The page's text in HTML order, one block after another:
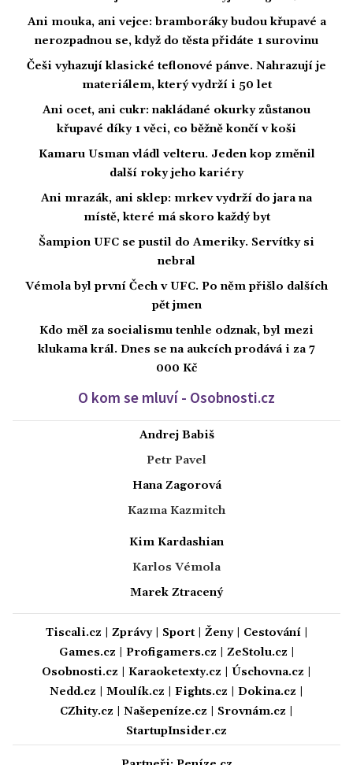
Ani mouka, ani vejce: bramboráky budou křupavé a
nerozpadnou se, když do těsta přidáte 1 surovinu
Češi vyhazují klasické teflonové pánve. Nahrazují je
materiálem, který vydrží i 50 let
Ani ocet, ani cukr: nakládané okurky zůstanou
křupavé díky 1 věci, co běžně končí v koši
Kamaru Usman vládl velteru. Jeden kop změnil
další roky jeho kariéry
Ani mrazák, ani sklep: mrkev vydrží do jara na
místě, které má skoro každý byt
Šampion UFC se pustil do Ameriky. Servítky si
nebral
Vémola byl první Čech v UFC. Po něm přišlo dalších
pět jmen
Kdo měl za socialismu tenhle odznak, byl mezi
klukama král. Dnes se na aukcích prodává i za 7
000 Kč
O kom se mluví - Osobnosti.cz
Andrej Babiš
Petr Pavel
Hana Zagorová
Kazma Kazmitch
Kim Kardashian
Karlos Vémola
Marek Ztracený
Tiscali.cz Zprávy| Sport| Ženy| Cestování|
Games.cz
Profigamers.cz ZeStolu.cz
Osobnosti.cz
Karaoketexty.cz Úschovna.cz
Nedd.cz
Moulík.cz Fights.cz Dokina.cz
CZhity.cz
Našepeníze.cz Srovnám.cz
StartupInsider.cz